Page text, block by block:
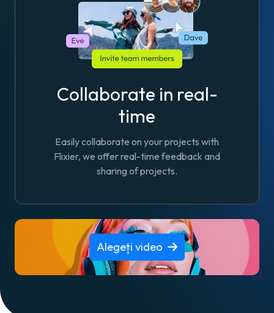
Collaborate in real-
time
Easily collaborate on your projects with
Flixier, we offer real-time feedback and
sharing of projects.
Alegeți video